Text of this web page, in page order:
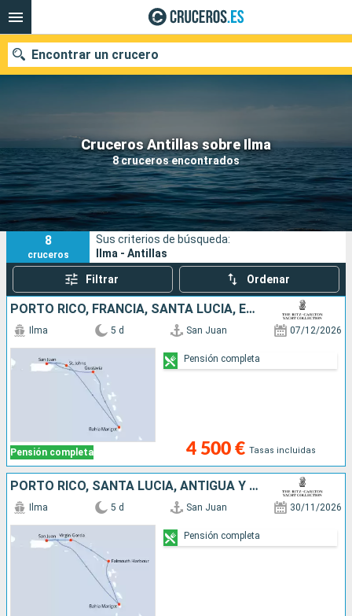
Cruceros Antillas sobre Ilma
8 cruceros encontrados
Encontrar un crucero
Nuestros destinos
Fecha de salida
Puertos Compañías
8
cruceros
Sus criterios de búsqueda:
Ilma - Antillas
Filtrar Ordenar
PORTO RICO, FRANCIA, SANTA LUCIA, ESTADOS UNIDOS
Pensión completa
Ilma 5 d San Juan 07/12/2026
4 500 € Tasas incluidas
Pensión completa
PORTO RICO, SANTA LUCIA, ANTIGUA Y BARBUDA, VIRGEN GORDA
Ilma 5 d San Juan 30/11/2026
Pensión completa